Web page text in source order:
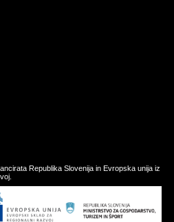
Republika Slovenija in Evropska unija iz